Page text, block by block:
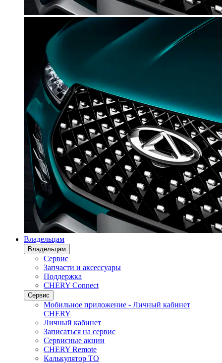
Владельцам
Владельцам
Сервис
Запчасти и аксессуары
Поддержка
CHERY Connect
Сервис
Мобильное приложение - Личный кабинет
CHERY
Личный кабинет
Записаться на сервис
Сервисные акции
CHERY Remote
Калькулятор ТО